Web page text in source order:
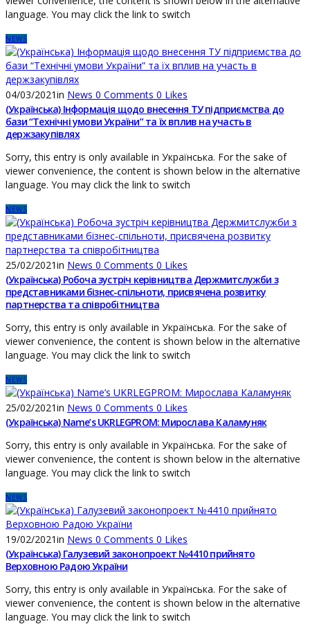
language. You may click the link to switch
NEWS
04/03/2021in News 0 Comments 0 Likes
(Українська) Інформація щодо внесення ТУ підприємства до
бази “Технічні умови України” та їх вплив на участь в
держзакупівлях
Sorry, this entry is only available in Українська. For the sake of
viewer convenience, the content is shown below in the alternative
language. You may click the link to switch
NEWS
25/02/2021in News 0 Comments 0 Likes
(Українська) Робоча зустріч керівництва Держмитслужби з
представниками бізнес-спільноти, присвячена розвитку
партнерства та співробітництва
Sorry, this entry is only available in Українська. For the sake of
viewer convenience, the content is shown below in the alternative
language. You may click the link to switch
NEWS
25/02/2021in News 0 Comments 0 Likes
(Українська) Name’s UKRLEGPROM: Мирослава Каламуняк
Sorry, this entry is only available in Українська. For the sake of
viewer convenience, the content is shown below in the alternative
language. You may click the link to switch
NEWS
19/02/2021in News 0 Comments 0 Likes
(Українська) Галузевий законопроект №4410 прийнято
Верховною Радою України
Sorry, this entry is only available in Українська. For the sake of
viewer convenience, the content is shown below in the alternative
language. You may click the link to switch